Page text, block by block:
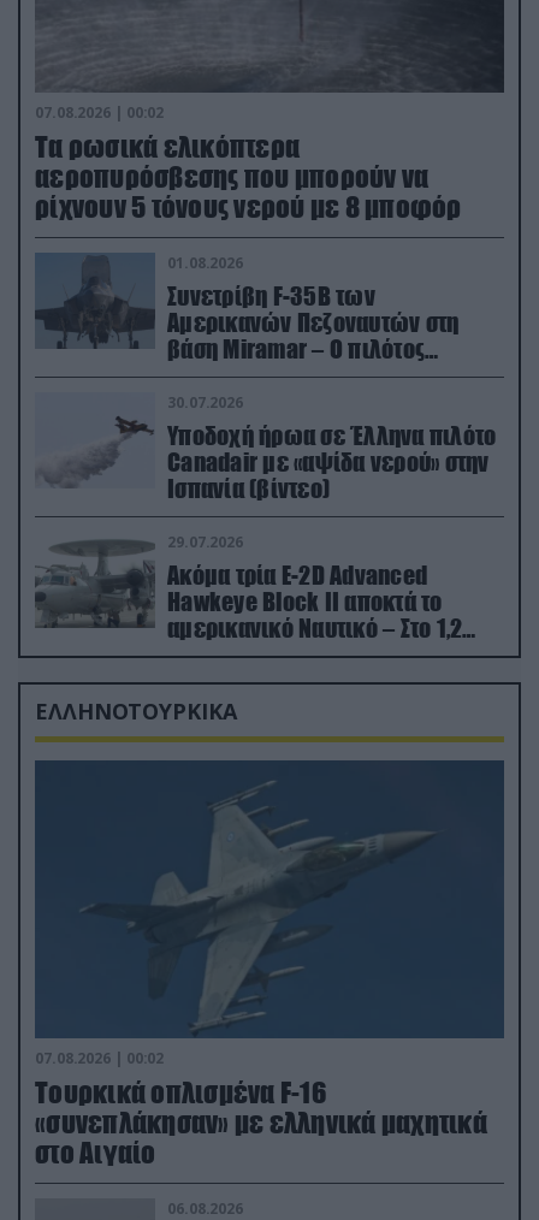
07.08.2026 | 00:02
Τα ρωσικά ελικόπτερα
αεροπυρόσβεσης που μπορούν να
ρίχνουν 5 τόνους νερού με 8 μποφόρ
01.08.2026
Συνετρίβη F-35B των
Αμερικανών Πεζοναυτών στη
βάση Miramar – Ο πιλότος
εκτινάχθηκε εγκαίρως
30.07.2026
Υποδοχή ήρωα σε Έλληνα πιλότο
Canadair με «αψίδα νερού» στην
Ισπανία (βίντεο)
29.07.2026
Ακόμα τρία E-2D Advanced
Hawkeye Block II αποκτά το
αμερικανικό Ναυτικό – Στο 1,2
δισ.δολάρια το κόστος
ΕΛΛΗΝΟΤΟΥΡΚΙΚΑ
07.08.2026 | 00:02
Τουρκικά οπλισμένα F-16
«συνεπλάκησαν» με ελληνικά μαχητικά
στο Αιγαίο
06.08.2026